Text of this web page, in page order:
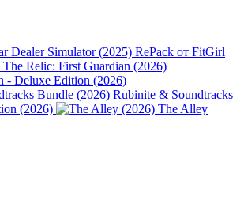
Dealer Simulator (2025) RePack от FitGirl
The Relic: First Guardian (2026)
- Deluxe Edition (2026)
Rubinite & Soundtracks
(2026)
The Alley